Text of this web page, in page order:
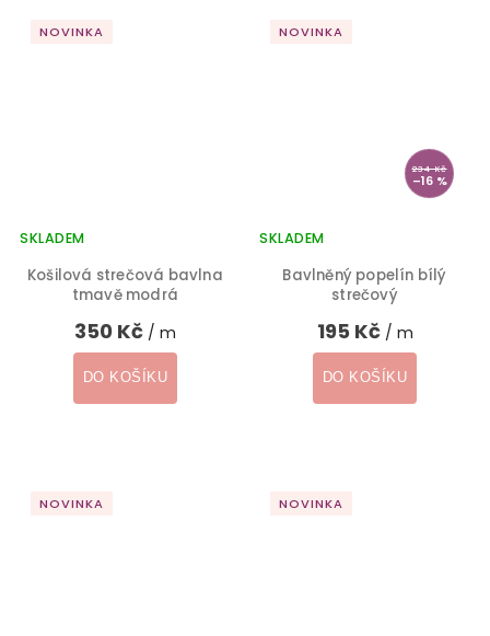
NOVINKA
Košilová strečová bavlna
tmavě modrá
SKLADEM
350 Kč / m
DO KOŠÍKU
NOVINKA
234 Kč
–16 %
Bavlněný popelín bílý
strečový
SKLADEM
195 Kč / m
DO KOŠÍKU
NOVINKA NOVINKA